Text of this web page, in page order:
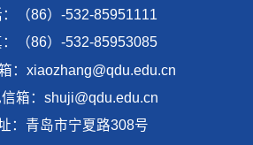
：（86）-532-85951111
：（86）-532-85953085
：xiaozhang@qdu.edu.cn
箱：shuji@qdu.edu.cn
：青岛市宁夏路308号